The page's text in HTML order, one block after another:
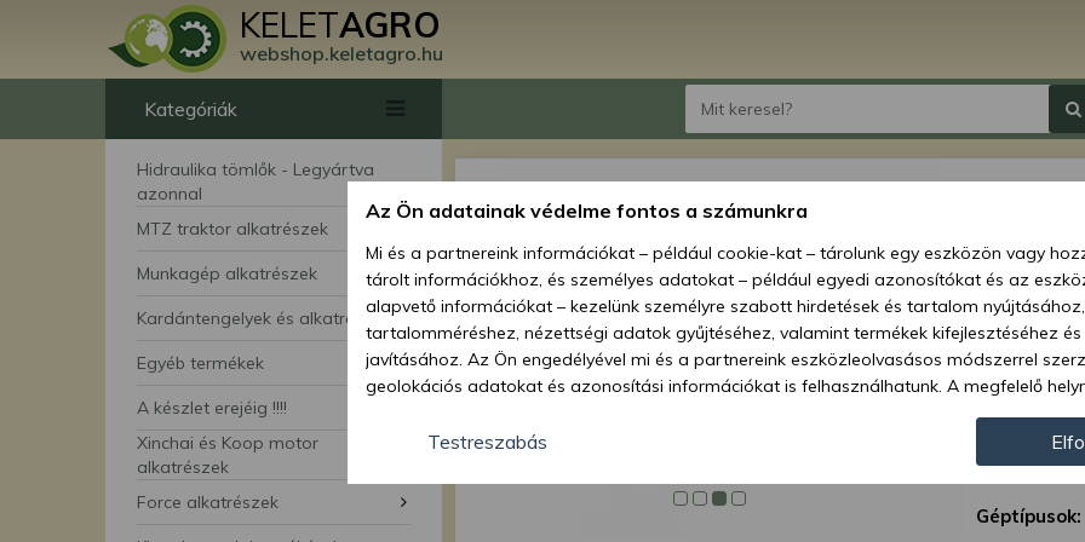
KELETAGRO
webshop.keletagro.hu
Kategóriák
Hidraulika tömlők - Legyártva
azonnal
MTZ traktor alkatrészek
Munkagép alkatrészek
Kardántengelyek és alkatrészei
Egyéb termékek
A készlet erejéig !!!!
Xinchai és Koop motor
alkatrészek
Force alkatrészek
Ár: 8
Szállítás:
Szállítási
Géptípusok:
Az Ön adatainak védelme fontos a számunkra
Mi és a partnereink információkat – például cookie-kat – tárolunk egy eszközön vagy
tárolt információkhoz, és személyes adatokat – például egyedi azonosítókat és az
alapvető információkat – kezelünk személyre szabott hirdetések és tartalom
tartalomméréshez, nézettségi adatok gyűjtéséhez, valamint termékek kifejlesztéséhez
javításához. Az Ön engedélyével mi és a partnereink eszközleolvasásos módszerrel
geolokációs adatokat és azonosítási információkat is felhasználhatunk. A megfelelő
hozzájárulhat ahhoz, hogy mi és a partnereink a fent leírtak szerint adatkezelést
lehetőségként a hozzájárulás megadása vagy elutasítása előtt részletesebb
megváltoztathatja beállításait. Felhívjuk figyelmét, hogy személyes adatainak bizonyos
feltétlenül szükséges az Ön hozzájárulása, de jogában áll tiltakozni az ilyen jellegű
beállításai csak erre a weboldalra érvényesek. Erre a webhelyre visszatérve vagy az
Testreszabás